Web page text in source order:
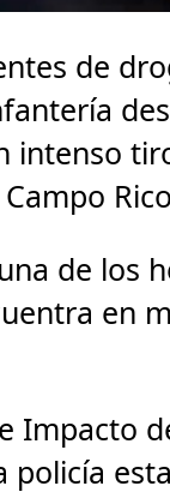
de
intenso
de los
en
Impacto
policía